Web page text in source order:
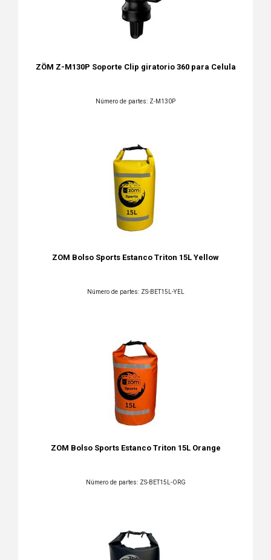
ZÖM Z-M130P Soporte Clip giratorio 360 para Celula
Número de partes: Z-M130P
ZOM Bolso Sports Estanco Triton 15L Yellow
Número de partes: ZS-BET15L-YEL
ZOM Bolso Sports Estanco Triton 15L Orange
Número de partes: ZS-BET15L-ORG